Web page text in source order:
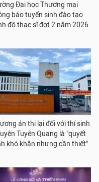
Đại học Thương mại
báo tuyển sinh đào tạo
độ thạc sĩ đợt 2 năm 2026
án thi lại đối với thí sinh
Tuyên Quang là "quyết
khó khăn nhưng cần thiết"